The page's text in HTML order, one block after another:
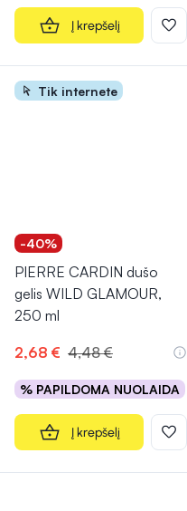
Į krepšelį
Tik internete
-40%
PIERRE CARDIN dušo
gelis WILD GLAMOUR,
250 ml
2,68 € 4,48 €
% PAPILDOMA NUOLAIDA
Į krepšelį